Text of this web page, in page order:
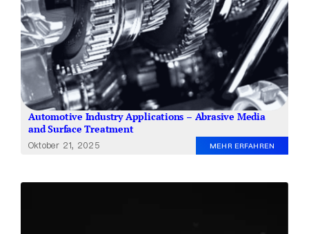
Automotive Industry Applications – Abrasive Media
and Surface Treatment
Oktober 21, 2025 MEHR ERFAHREN